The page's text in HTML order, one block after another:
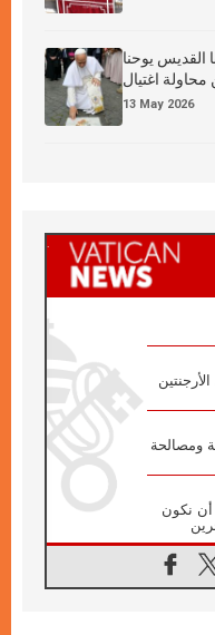
القديس يوحنا
اغتيال
13 May 2026
ومصالحة
أن نكون